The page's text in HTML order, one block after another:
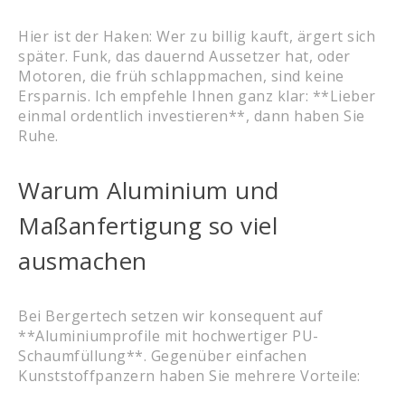
Hier ist der Haken: Wer zu billig kauft, ärgert sich
später. Funk, das dauernd Aussetzer hat, oder
Motoren, die früh schlappmachen, sind keine
Ersparnis. Ich empfehle Ihnen ganz klar: **Lieber
einmal ordentlich investieren**, dann haben Sie
Ruhe.
Warum Aluminium und
Maßanfertigung so viel
ausmachen
Bei Bergertech setzen wir konsequent auf
**Aluminiumprofile mit hochwertiger PU-
Schaumfüllung**. Gegenüber einfachen
Kunststoffpanzern haben Sie mehrere Vorteile: